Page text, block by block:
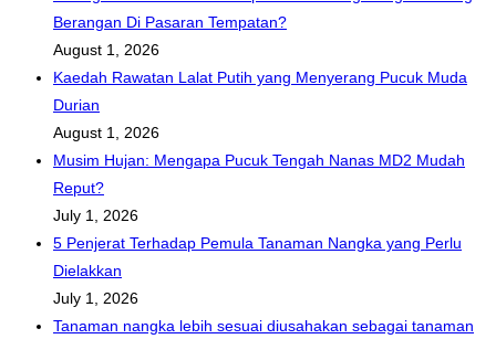
Berangan Di Pasaran Tempatan?
August 1, 2026
Kaedah Rawatan Lalat Putih yang Menyerang Pucuk Muda
Durian
August 1, 2026
Musim Hujan: Mengapa Pucuk Tengah Nanas MD2 Mudah
Reput?
July 1, 2026
5 Penjerat Terhadap Pemula Tanaman Nangka yang Perlu
Dielakkan
July 1, 2026
Tanaman nangka lebih sesuai diusahakan sebagai tanaman